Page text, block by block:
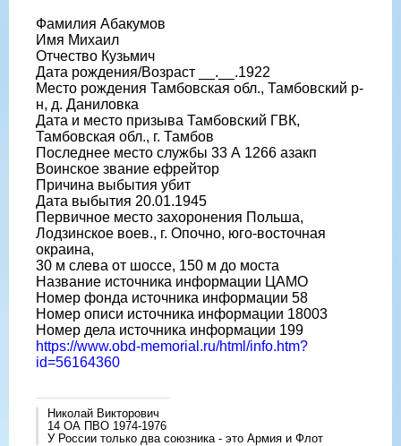
Фамилия Абакумов
Имя Михаил
Отчество Кузьмич
Дата рождения/Возраст __.__.1922
Место рождения Тамбовская обл., Тамбовский р-
н, д. Даниловка
Дата и место призыва Тамбовский ГВК,
Тамбовская обл., г. Тамбов
Последнее место службы 33 А 1266 азакп
Воинское звание ефрейтор
Причина выбытия убит
Дата выбытия 20.01.1945
Первичное место захоронения Польша,
Лодзинское воев., г. Опочно, юго-восточная
окраина,
30 м слева от шоссе, 150 м до моста
Название источника информации ЦАМО
Номер фонда источника информации 58
Номер описи источника информации 18003
Номер дела источника информации 199
https://www.obd-memorial.ru/html/info.htm?
id=56164360
Николай Викторович
14 ОА ПВО 1974-1976
У России только два союзника - это Армия и Флот